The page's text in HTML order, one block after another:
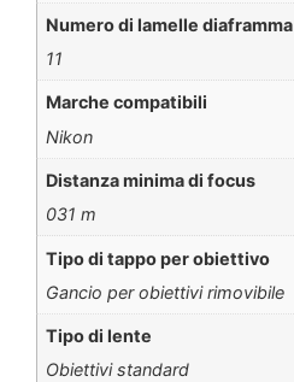
Numero di lamelle diaframma
11
Marche compatibili
Nikon
Distanza minima di focus
031 m
Tipo di tappo per obiettivo
Gancio per obiettivi rimovibile
Tipo di lente
Obiettivi standard